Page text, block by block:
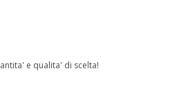
e qualita' di scelta!